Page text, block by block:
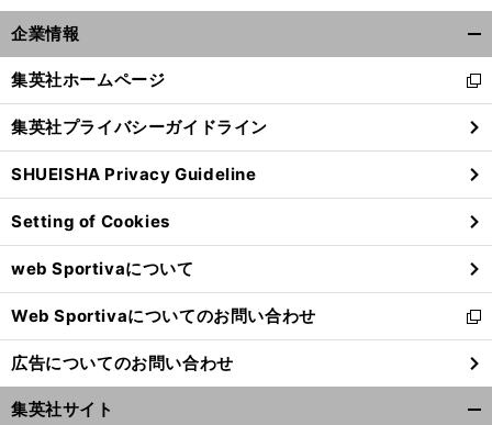
企業情報
閉
る
集英社ホームページ
新
し
い
ウ
ィ
ン
ド
ウ
で
開
く
集英社プライバシーガイドライン
SHUEISHA Privacy Guideline
Setting of Cookies
web Sportivaについて
Web Sportivaについてのお問い合わせ
新
し
い
ウ
ィ
広告についてのお問い合わせ
集英社サイト